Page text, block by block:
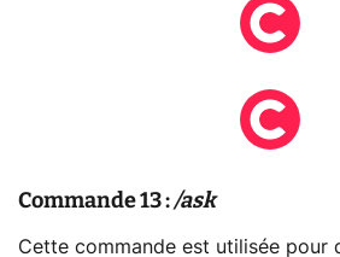
Commande 13 :/ask
Cette commande est utilisée pour